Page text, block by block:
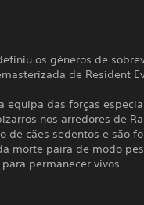
os géneros de
de Resident
equipa das forças
nos arredores de
de cães sedentos e são
morte paira de modo
permanecer vivos.